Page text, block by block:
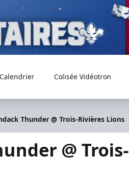
Calendrier Colisée Vidéotron
Thunder @ Trois-Rivières Lions
@ Trois-